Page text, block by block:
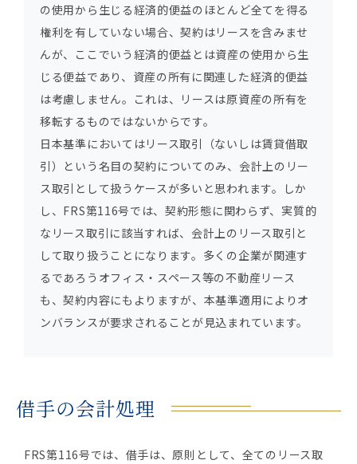
の使用から生じる経済的便益のほとんど全てを得る
権利を有していない場合、契約はリースを含みませ
んが、ここでいう経済的便益とは資産の使用から生
じる便益であり、資産の所有に関連した経済的便益
は考慮しません。これは、リースは原資産の所有を
移転するものではないからです。
日本基準においてはリース取引（ないしは賃貸借取
引）という名目の契約についてのみ、会計上のリー
ス取引として扱うケースが多いと思われます。しか
し、FRS第116号では、契約形態に関わらず、実質的
なリース取引に該当すれば、会計上のリース取引と
して取り扱うことになります。多くの企業が関連す
るであろうオフィス・スペース等の不動産リース
も、契約内容にもよりますが、本基準適用によりオ
ンバランスが要求されることが見込まれています。
借手の会計処理
FRS第116号では、借手は、原則として、全てのリース取